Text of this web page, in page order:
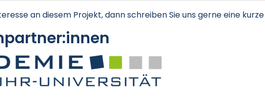
an diesem Projekt, dann schreiben Sie uns gerne eine